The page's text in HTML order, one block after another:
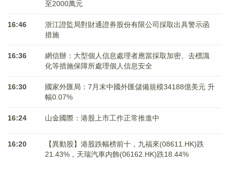
至2000萬元
16:46
浙江證監局對財通證券股份有限公司採取出具警示函
措施
16:36
網信辦：大型個人信息處理者應當採取加密、去標識
化等措施保障所處理個人信息安全
16:30
國家外匯局：7月末中國外匯儲備規模34188億美元 升
幅0.07%
16:24 山金國際：港股上市工作正常推進中
16:20
【異動股】港股跌幅榜前十，九福來(08611.HK)跌
21.43%，天瑞汽車内飾(06162.HK)跌18.44%